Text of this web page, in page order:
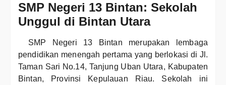
SMP Negeri 13 Bintan: Sekolah
Unggul di Bintan Utara
SMP Negeri 13 Bintan merupakan lembaga
pendidikan menengah pertama yang berlokasi di Jl.
Taman Sari No.14, Tanjung Uban Utara, Kabupaten
Bintan, Provinsi Kepulauan Riau. Sekolah ini